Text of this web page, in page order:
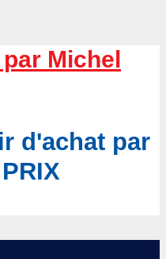
Michel
d'achat par